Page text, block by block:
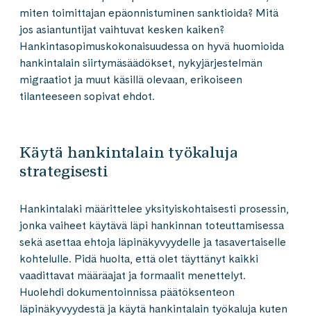
miten toimittajan epäonnistuminen sanktioida? Mitä
jos asiantuntijat vaihtuvat kesken kaiken?
Hankintasopimuskokonaisuudessa on hyvä huomioida
hankintalain siirtymäsäädökset, nykyjärjestelmän
migraatiot ja muut käsillä olevaan, erikoiseen
tilanteeseen sopivat ehdot.
Käytä hankintalain työkaluja
strategisesti
Hankintalaki määrittelee yksityiskohtaisesti prosessin,
jonka vaiheet käytävä läpi hankinnan toteuttamisessa
sekä asettaa ehtoja läpinäkyvyydelle ja tasavertaiselle
kohtelulle. Pidä huolta, että olet täyttänyt kaikki
vaadittavat määräajat ja formaalit menettelyt.
Huolehdi dokumentoinnissa päätöksenteon
läpinäkyvyydestä ja käytä hankintalain työkaluja kuten